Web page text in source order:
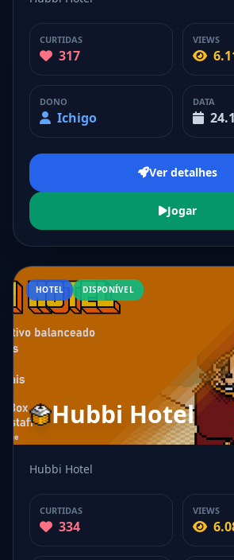
CURTIDAS
317
VIEWS
DONO
Ichigo
DATA
Ver detalhes
Jogar
HOTEL DISPONÍVEL
Hubbi Hotel
Hubbi Hotel
CURTIDAS
334
VIEWS